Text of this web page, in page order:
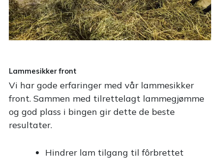
Lammesikker front
Vi har gode erfaringer med vår lammesikker
front. Sammen med tilrettelagt lammegjømme
og god plass i bingen gir dette de beste
resultater.
Hindrer lam tilgang til fôrbrettet